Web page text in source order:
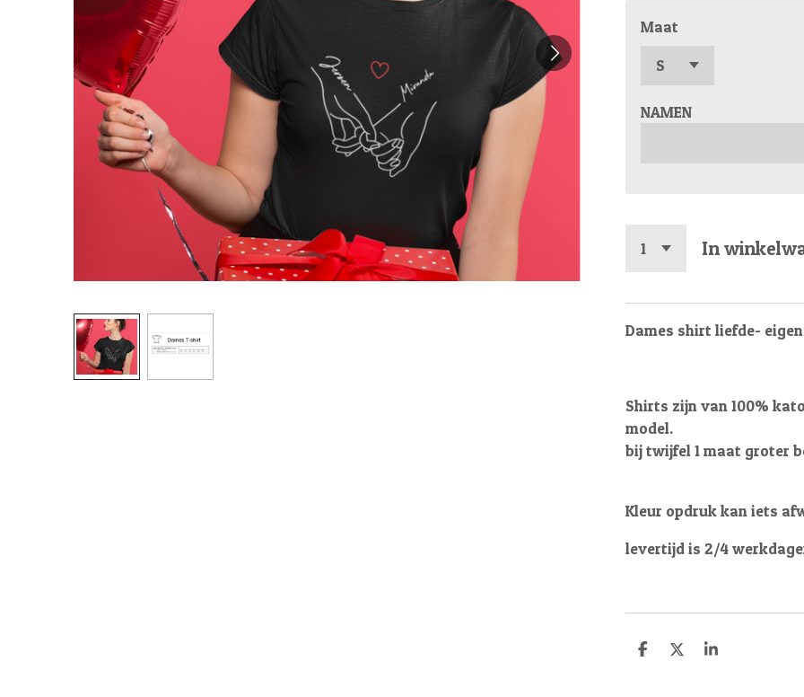
Maat
NAMEN
In
Dames shirt liefde-
Shirts zijn van 100%
model.
bij twijfel 1 maat groter
Kleur opdruk kan iets
levertijd is 2/4
D
D
S